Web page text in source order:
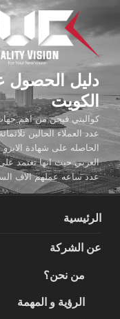
المحتوى
دليل الحصول
الكويت
كواليتي فيجن من اهم
عدد العملاء الحالين
الحاصله على شهادة
العربي حيث انها تعتمد
عدد ساعه عملهم الاف
الرئيسية
عن الشركة
من نحن؟
الرؤية و المهمة